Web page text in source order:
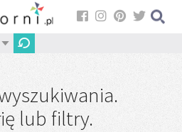
lub filtry.